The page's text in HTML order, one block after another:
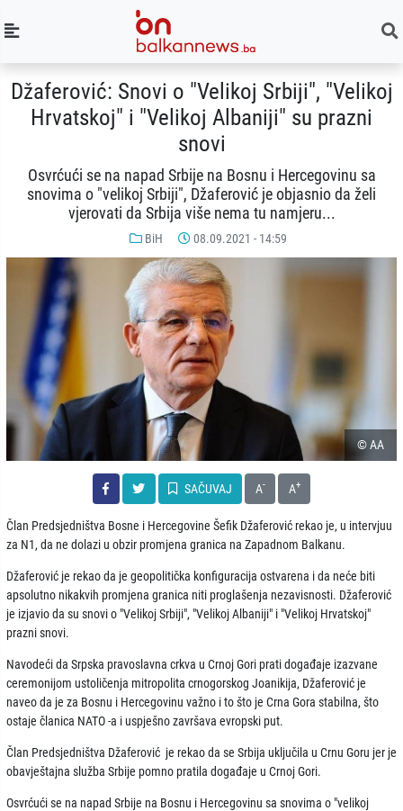
Džaferović: Snovi o "Velikoj Srbiji", "Velikoj
Hrvatskoj" i "Velikoj Albaniji" su prazni
snovi
Osvrćući se na napad Srbije na Bosnu i Hercegovinu sa
snovima o "velikoj Srbiji", Džaferović je objasnio da želi
vjerovati da Srbija više nema tu namjeru...
BiH 08.09.2021 - 14:59
© AA
SAČUVAJ A- A+
Član Predsjedništva Bosne i Hercegovine Šefik Džaferović rekao je, u intervjuu
za N1, da ne dolazi u obzir promjena granica na Zapadnom Balkanu.
Džaferović je rekao da je geopolitička konfiguracija ostvarena i da neće biti
apsolutno nikakvih promjena granica niti proglašenja nezavisnosti. Džaferović
je izjavio da su snovi o "Velikoj Srbiji", "Velikoj Albaniji" i "Velikoj Hrvatskoj"
prazni snovi.
Navodeći da Srpska pravoslavna crkva u Crnoj Gori prati događaje izazvane
ceremonijom ustoličenja mitropolita crnogorskog Joanikija, Džaferović je
naveo da je za Bosnu i Hercegovinu važno i to što je Crna Gora stabilna, što
ostaje članica NATO -a i uspješno završava evropski put.
Član Predsjedništva Džaferović je rekao da se Srbija uključila u Crnu Goru jer je
obavještajna služba Srbije pomno pratila događaje u Crnoj Gori.
Osvrćući se na napad Srbije na Bosnu i Hercegovinu sa snovima o "velikoj